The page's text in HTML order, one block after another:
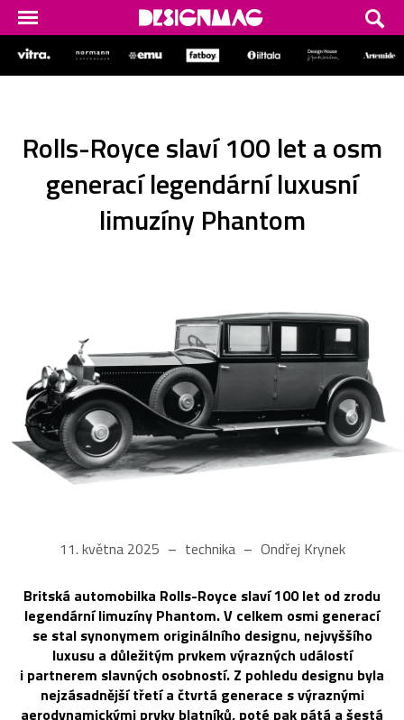
Rolls-Royce slaví 100 let a osm
generací legendární luxusní
limuzíny Phantom
11. května 2025 technika Ondřej Krynek
Britská automobilka Rolls-Royce slaví 100 let od zrodu
legendární limuzíny Phantom. V celkem osmi generací
se stal synonymem originálního designu, nejvyššího
luxusu a důležitým prvkem výrazných událostí
i partnerem slavných osobností. Z pohledu designu byla
nejzásadnější třetí a čtvrtá generace s výraznými
aerodynamickými prvky blatníků, poté pak pátá a šestá